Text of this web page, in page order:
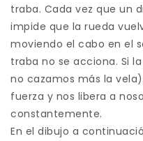
traba. Cada vez que un
impide que la rueda
moviendo el cabo en el
traba no se acciona. Si
no cazamos más la
fuerza y nos libera a
constantemente.
En el dibujo a